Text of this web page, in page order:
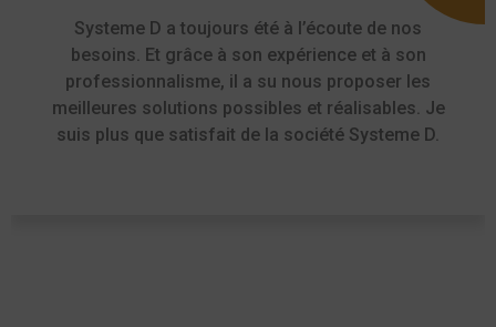
Systeme D a toujours été à l’écoute de nos
besoins. Et grâce à son expérience et à son
professionnalisme, il a su nous proposer les
meilleures solutions possibles et réalisables. Je
suis plus que satisfait de la société Systeme D.